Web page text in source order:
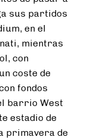
sus partidos
en el
mientras
con
coste de
fondos
barrio West
estadio de
primavera de